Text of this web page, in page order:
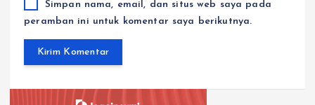
Simpan nama, email, dan situs web saya pada
peramban ini untuk komentar saya berikutnya.